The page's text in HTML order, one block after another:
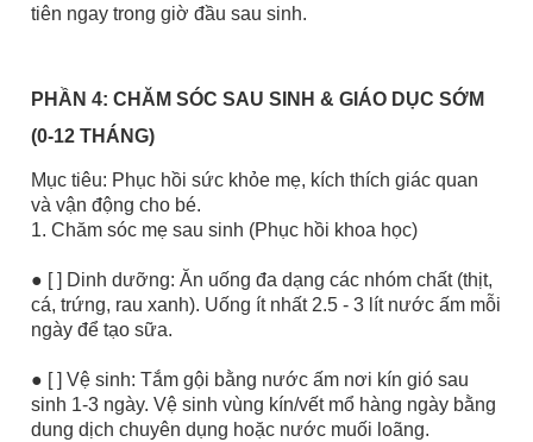
tiên ngay trong giờ đầu sau sinh.
PHẦN 4: CHĂM SÓC SAU SINH & GIÁO DỤC SỚM
(0-12 THÁNG)
Mục tiêu: Phục hồi sức khỏe mẹ, kích thích giác quan
và vận động cho bé.
1. Chăm sóc mẹ sau sinh (Phục hồi khoa học)
● [ ] Dinh dưỡng: Ăn uống đa dạng các nhóm chất (thịt,
cá, trứng, rau xanh). Uống ít nhất 2.5 - 3 lít nước ấm mỗi
ngày để tạo sữa.
● [ ] Vệ sinh: Tắm gội bằng nước ấm nơi kín gió sau
sinh 1-3 ngày. Vệ sinh vùng kín/vết mổ hàng ngày bằng
dung dịch chuyên dụng hoặc nước muối loãng.